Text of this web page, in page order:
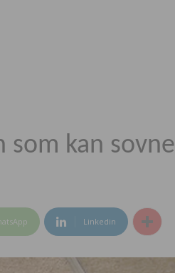
kan sovne
Linkedin